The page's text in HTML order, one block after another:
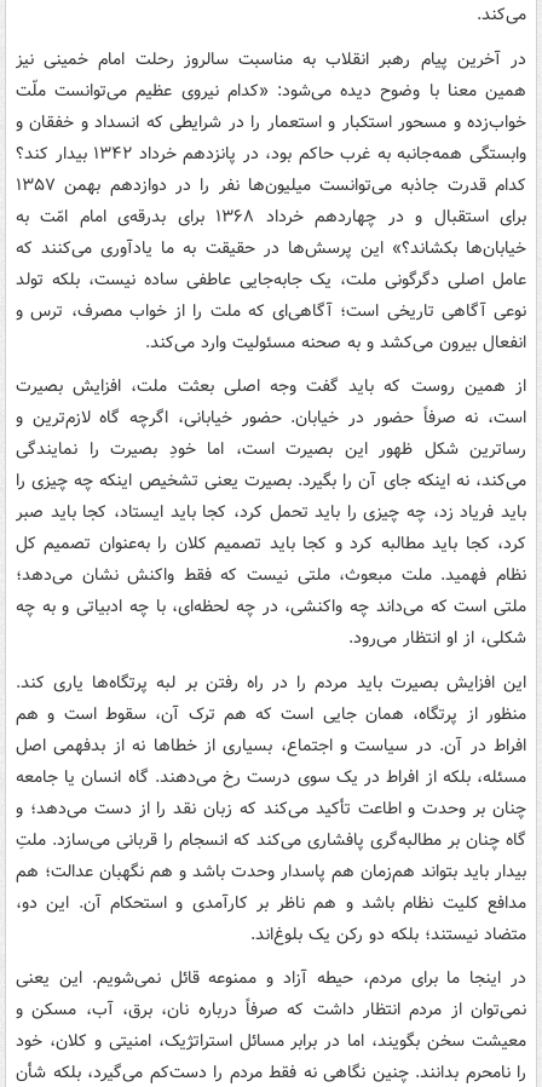
می‌کند.
در آخرین پیام رهبر انقلاب به مناسبت سالروز رحلت امام خمینی نیز
همین معنا با وضوح دیده می‌شود: «کدام نیروی عظیم می‌توانست ملّت
خواب‌زده و مسحور استکبار و استعمار را در شرایطی که انسداد و خفقان و
وابستگی همه‌جانبه به غرب حاکم بود، در پانزدهم خرداد ۱۳۴۲ بیدار کند؟
کدام قدرت جاذبه می‌توانست میلیون‌ها نفر را در دوازدهم بهمن ۱۳۵۷
برای استقبال و در چهاردهم خرداد ۱۳۶۸ برای بدرقه‌ی امام امّت به
خیابان‌ها بکشاند؟» این پرسش‌ها در حقیقت به ما یادآوری می‌کنند که
عامل اصلی دگرگونی ملت، یک جابه‌جایی عاطفی ساده نیست، بلکه تولد
نوعی آگاهی تاریخی است؛ آگاهی‌ای که ملت را از خواب مصرف، ترس و
انفعال بیرون می‌کشد و به صحنه مسئولیت وارد می‌کند.
از همین روست که باید گفت وجه اصلی بعثت ملت، افزایش بصیرت
است، نه صرفاً حضور در خیابان. حضور خیابانی، اگرچه گاه لازم‌ترین و
رساترین شکل ظهور این بصیرت است، اما خودِ بصیرت را نمایندگی
می‌کند، نه اینکه جای آن را بگیرد. بصیرت یعنی تشخیص اینکه چه چیزی را
باید فریاد زد، چه چیزی را باید تحمل کرد، کجا باید ایستاد، کجا باید صبر
کرد، کجا باید مطالبه کرد و کجا باید تصمیم کلان را به‌عنوان تصمیم کل
نظام فهمید. ملت مبعوث، ملتی نیست که فقط واکنش نشان می‌دهد؛
ملتی است که می‌داند چه واکنشی، در چه لحظه‌ای، با چه ادبیاتی و به چه
شکلی، از او انتظار می‌رود.
این افزایش بصیرت باید مردم را در راه رفتن بر لبه پرتگاه‌ها یاری کند.
منظور از پرتگاه، همان جایی است که هم ترک آن، سقوط است و هم
افراط در آن. در سیاست و اجتماع، بسیاری از خطاها نه از بدفهمی اصل
مسئله، بلکه از افراط در یک سوی درست رخ می‌دهند. گاه انسان یا جامعه
چنان بر وحدت و اطاعت تأکید می‌کند که زبان نقد را از دست می‌دهد؛ و
گاه چنان بر مطالبه‌گری پافشاری می‌کند که انسجام را قربانی می‌سازد. ملتِ
بیدار باید بتواند هم‌زمان هم پاسدار وحدت باشد و هم نگهبان عدالت؛ هم
مدافع کلیت نظام باشد و هم ناظر بر کارآمدی و استحکام آن. این دو،
متضاد نیستند؛ بلکه دو رکن یک بلوغ‌اند.
در اینجا ما برای مردم، حیطه آزاد و ممنوعه قائل نمی‌شویم. این یعنی
نمی‌توان از مردم انتظار داشت که صرفاً درباره نان، برق، آب، مسکن و
معیشت سخن بگویند، اما در برابر مسائل استراتژیک، امنیتی و کلان، خود
را نامحرم بدانند. چنین نگاهی نه فقط مردم را دست‌کم می‌گیرد، بلکه شأن